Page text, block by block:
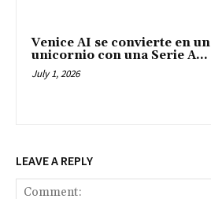
Venice AI se convierte en un
unicornio con una Serie A...
July 1, 2026
LEAVE A REPLY